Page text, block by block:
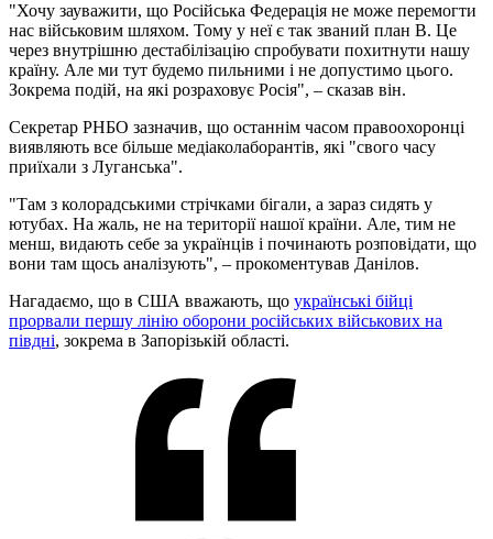
"Хочу зауважити, що Російська Федерація не може перемогти
нас військовим шляхом. Тому у неї є так званий план В. Це
через внутрішню дестабілізацію спробувати похитнути нашу
країну. Але ми тут будемо пильними і не допустимо цього.
Зокрема подій, на які розраховує Росія", – сказав він.
Секретар РНБО зазначив, що останнім часом правоохоронці
виявляють все більше медіаколаборантів, які "свого часу
приїхали з Луганська".
"Там з колорадськими стрічками бігали, а зараз сидять у
ютубах. На жаль, не на території нашої країни. Але, тим не
менш, видають себе за українців і починають розповідати, що
вони там щось аналізують", – прокоментував Данілов.
Нагадаємо, що в США вважають, що українські бійці
прорвали першу лінію оборони російських військових на
півдні, зокрема в Запорізькій області.